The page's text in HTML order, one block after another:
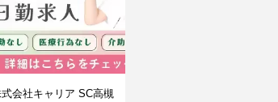
会社キャリア SC高槻